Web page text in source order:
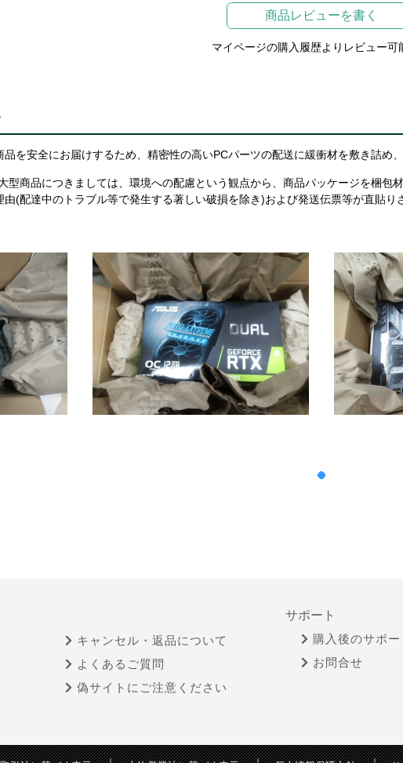
商品レビューを書く
マイページの購入履歴よりレビュー可
を安全にお届けするため、精密性の高いPCパーツの配送に緩衝材を敷き詰め
型商品につきましては、環境への配慮という観点から、商品パッケージを梱
(配達中のトラブル等で発生する著しい破損を除き)および発送伝票等が直貼
キャンセル・返品について
よくあるご質問
偽サイトにご注意ください
サポート
購入後のサポー
お問合せ